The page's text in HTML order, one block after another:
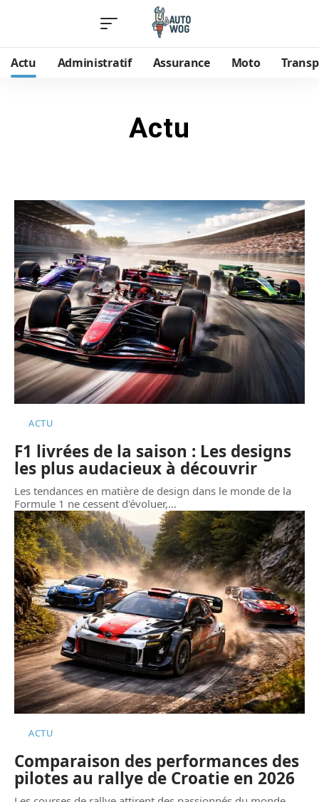
Actu Administratif Assurance Moto
Actu
ACTU
F1 livrées de la saison : Les designs
les plus audacieux à découvrir
Les tendances en matière de design dans le monde de la
Formule 1 ne cessent d'évoluer,…
ACTU
Comparaison des performances des
pilotes au rallye de Croatie en 2026